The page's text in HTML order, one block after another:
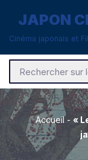
Aller
contenu
JAPON
Cinéma japonais et
Accueil- «